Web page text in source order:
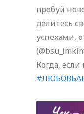
пробуй
делитесь
успехами,
Когда, если